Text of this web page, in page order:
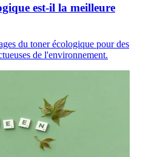
est-il la meilleure
du toner écologique pour des
de l'environnement.